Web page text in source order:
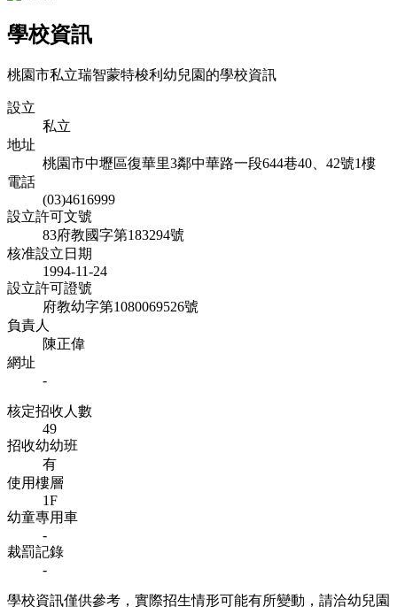
學校資訊
桃園市私立瑞智蒙特梭利幼兒園的學校資訊
設立
私立
地址
桃園市中壢區復華里3鄰中華路一段644巷40、42號1樓
電話
(03)4616999
設立許可文號
83府教國字第183294號
核准設立日期
1994-11-24
設立許可證號
府教幼字第1080069526號
負責人
陳正偉
網址
-
核定招收人數
49
招收幼幼班
有
使用樓層
1F
幼童專用車
-
裁罰記錄
-
學校資訊僅供參考，實際招生情形可能有所變動，請洽幼兒園